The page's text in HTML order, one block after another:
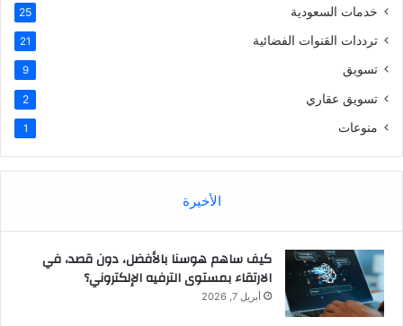
خدمات السعودية 25
ترددات القنوات الفضائية 21
تسويق 9
تسويق عقاري 2
منوعات 1
الأخيرة
كيف ساهم هوسنا بالأفضل، دون قصد، في
الارتقاء بمستوى الترفيه الإلكتروني؟
أبريل 7, 2026